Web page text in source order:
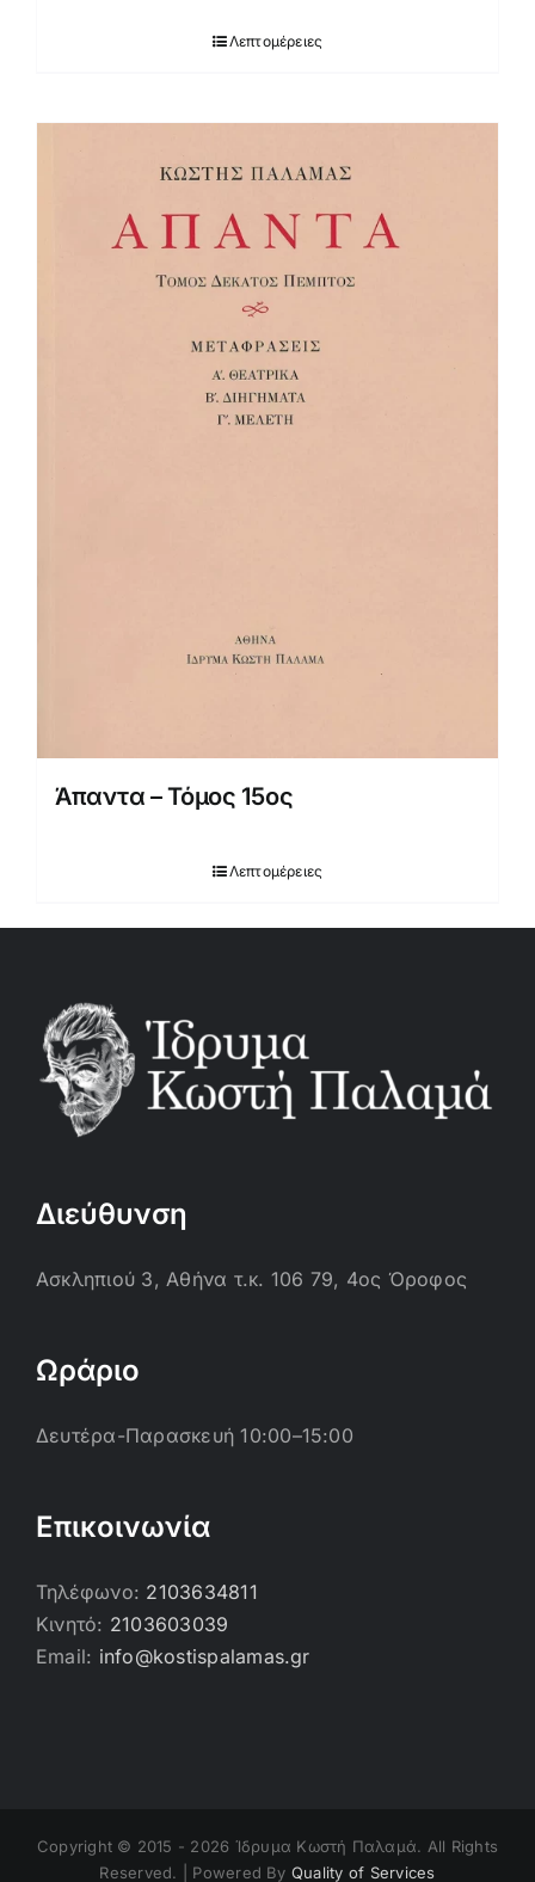
Λεπτομέρειες
Άπαντα – Τόμος 15ος
Λεπτομέρειες
Διεύθυνση
Ασκληπιού 3, Αθήνα τ.κ. 106 79, 4ος Όροφος
Ωράριο
Δευτέρα-Παρασκευή 10:00–15:00
Επικοινωνία
Τηλέφωνο: 2103634811
Κινητό: 2103603039
Email: info@kostispalamas.gr
Copyright © 2015 - 2026 Ίδρυμα Κωστή Παλαμά. All Rights
Reserved. | Powered By Quality of Services